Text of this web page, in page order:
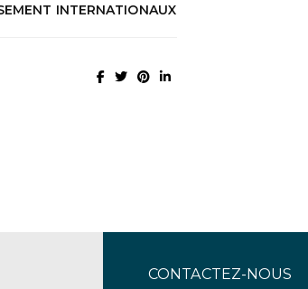
INTERNATIONAUX
CONTACTEZ-NOUS